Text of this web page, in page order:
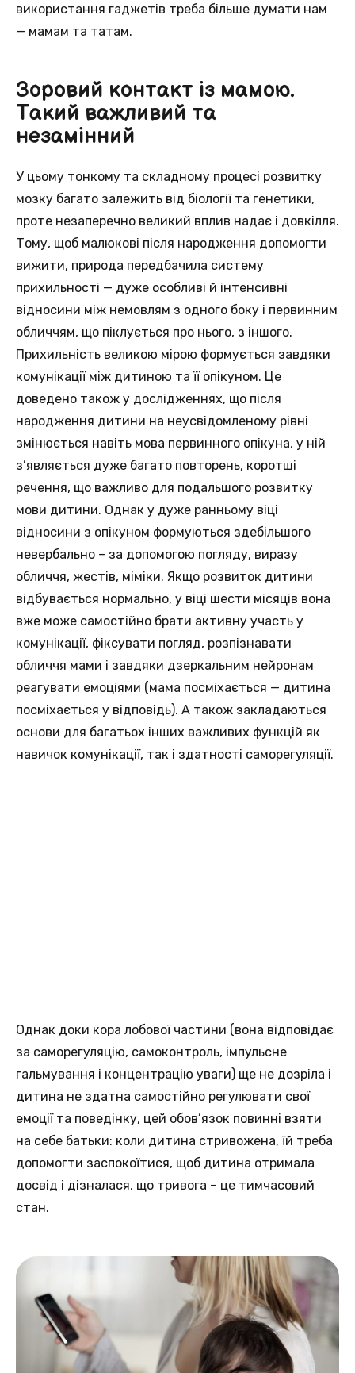
використання гаджетів треба більше думати нам
— мамам та татам.
Зоровий контакт із мамою.
Такий важливий та
незамінний
У цьому тонкому та складному процесі розвитку
мозку багато залежить від біології та генетики,
проте незаперечно великий вплив надає і довкілля.
Тому, щоб малюкові після народження допомогти
вижити, природа передбачила систему
прихильності — дуже особливі й інтенсивні
відносини між немовлям з одного боку і первинним
обличчям, що піклується про нього, з іншого.
Прихильність великою мірою формується завдяки
комунікації між дитиною та її опікуном. Це
доведено також у дослідженнях, що після
народження дитини на неусвідомленому рівні
змінюється навіть мова первинного опікуна, у ній
з’являється дуже багато повторень, коротші
речення, що важливо для подальшого розвитку
мови дитини. Однак у дуже ранньому віці
відносини з опікуном формуються здебільшого
невербально – за допомогою погляду, виразу
обличчя, жестів, міміки. Якщо розвиток дитини
відбувається нормально, у віці шести місяців вона
вже може самостійно брати активну участь у
комунікації, фіксувати погляд, розпізнавати
обличчя мами і завдяки дзеркальним нейронам
реагувати емоціями (мама посміхається — дитина
посміхається у відповідь). А також закладаються
основи для багатьох інших важливих функцій як
навичок комунікації, так і здатності саморегуляції.
Однак доки кора лобової частини (вона відповідає
за саморегуляцію, самоконтроль, імпульсне
гальмування і концентрацію уваги) ще не дозріла і
дитина не здатна самостійно регулювати свої
емоції та поведінку, цей обов’язок повинні взяти
на себе батьки: коли дитина стривожена, їй треба
допомогти заспокоїтися, щоб дитина отримала
досвід і дізналася, що тривога – це тимчасовий
стан.